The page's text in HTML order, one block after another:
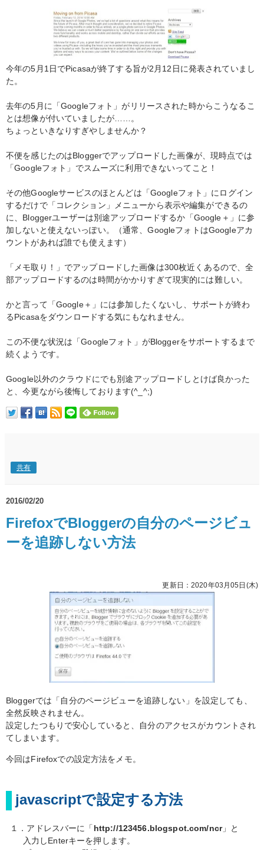
今年の5月1日でPicasaが終了する旨が2月12日に発表されていまし
た。
去年の5月に「Googleフォト」がリリースされた時からこうなるこ
とは想像が付いていましたが……。
ちょっといきなりすぎやしませんか？
不便を感じたのはBloggerでアップロードした画像が、現時点では
「Googleフォト」でスムーズに利用できないってこと！
その他Googleサービスのほとんどは「Googleフォト」にログイン
するだけで「コレクション」メニューから表示や編集ができるの
に、Bloggerユーザーは別途アップロードするか「Google＋」に参
加しないと使えないっぽい。（通常、GoogleフォトはGoogleアカ
ウントがあれば誰でも使えます）
「メモ取り！」でアップロードした画像は300枚近くあるので、全
部アップロードするのは時間がかかりすぎて現実的には難しい。
かと言って「Google＋」には参加したくないし、サポートが終わ
るPicasaをダウンロードする気にもなれません。
この不便な状況は「Googleフォト」がBloggerをサポートするまで
続くようです。
Google以外のクラウドにでも別途アップロードしとけば良かった
と、今更ながら後悔しております(^_^;)
共有
2016/02/20
FirefoxでBloggerの自分のページビュ
ーを追跡しない方法
更新日：2020年03月05日(木)
Bloggerでは「自分のページビューを追跡しない」を設定しても、
全然反映されません。
設定したつもりで安心していると、自分のアクセスがカウントされ
てしまいます。
今回はFirefoxでの設定方法をメモ。
javascriptで設定する方法
１．アドレスバーに「 http://123456.blogspot.com/ncr」と
入力しEnterキーを押します。